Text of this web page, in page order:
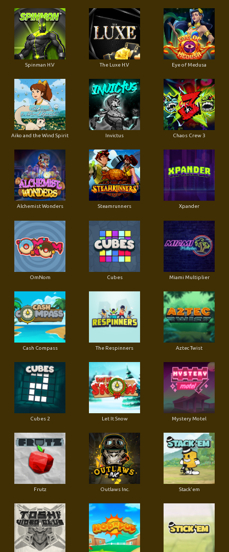
Spinman H.V The Luxe H.V Eye of Medusa
Aiko and the Wind Spirit Invictus Chaos Crew 3
Alchemist Wonders Steamrunners Xpander
OmNom Cubes Miami Multiplier
Cash Compass The Respinners Aztec Twist
Cubes 2 Let It Snow Mystery Motel
Frutz Outlaws Inc. Stack'em